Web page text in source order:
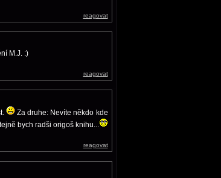
reagovat
M.J. :)
reagovat
Za druhe: Nevíte někdo kde
bych radši origoš knihu...
reagovat